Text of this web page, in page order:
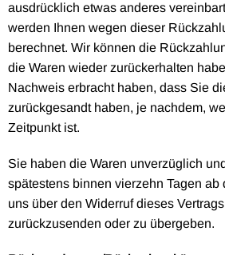
ausdrücklich etwas anderes
werden Ihnen wegen dieser
berechnet. Wir können die
die Waren wieder zurückerhalten
Nachweis erbracht haben, dass Sie
zurückgesandt haben, je nachdem,
Zeitpunkt ist.
Sie haben die Waren unverzüglich
spätestens binnen vierzehn Tagen ab
uns über den Widerruf dieses
zurückzusenden oder zu übergeben.